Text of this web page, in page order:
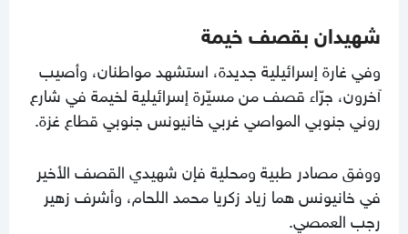
شهيدان بقصف خيمة
وفي غارة إسرائيلية جديدة، استشهد مواطنان، وأصيب
آخرون، جرّاء قصف من مسيّرة إسرائيلية لخيمة في شارع
روني جنوبي المواصي غربي خانيونس جنوبي قطاع غزة.
ووفق مصادر طبية ومحلية فإن شهيدي القصف الأخير
في خانيونس هما زياد زكريا محمد اللحام، وأشرف زهير
رجب العمصي.